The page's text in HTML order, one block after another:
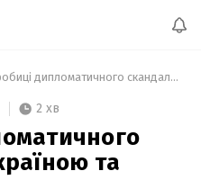
Подробиці дипломатичного скандалу між Україною та Польщею
2 хв
та